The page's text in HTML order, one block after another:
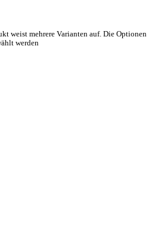
weist mehrere Varianten auf. Die Optionen
werden